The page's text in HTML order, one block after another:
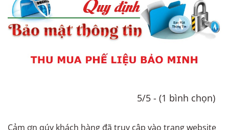
5/5 - (1 bình chọn)
Cảm ơn qúy khách hàng đã truy cập vào trang website